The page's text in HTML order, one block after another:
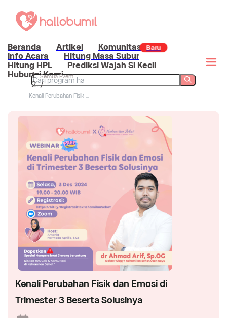
Beranda Artikel Komunitas Baru
Info Acara
Hitung Masa Subur
Hitung HPL
Prediksi Wajah Si Kecil
Hubungi Kami
Semua Event
/
Kenali Perubahan Fisik ...
Kenali Perubahan Fisik dan Emosi di
Trimester 3 Beserta Solusinya